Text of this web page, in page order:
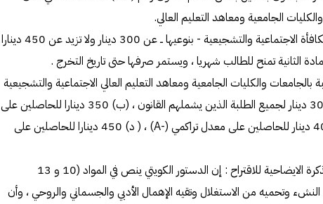
الجامعية ومعاهد التعليم العالي.
ويقضي التعديل بألا تقل المكافأة الاجتماعية والتشجيعية - بنوعيها ــ عن 300 دينار ولا تزيد عن 450 دينارا
الثانية تمنح للطالب شهريا ، ويستمر صرفها حتى تاريخ التخرج .
والكليات الجامعية ومعاهد التعليم العالي الاجتماعية والتشجيعية
وفق شرائح، كما يلي : (أ) 300 دينار لجميع الطلبة الذين يشملهم القانون ، (ب) 350 دينارا للحاصلين على
معدل تراكمي (B)، ( ج) 400 دينار للحاصلين على معدل تراكمي (-A) ، ( د) 450 دينارا للحاصلين على
الايضاحية للاقتراح : إن الدستور الكويتي ينص في المواد (10 و 13
النشء وتحميه من الاستغلال وتقيه الإهمال الأدبي والجسماني والروحي ، وأن